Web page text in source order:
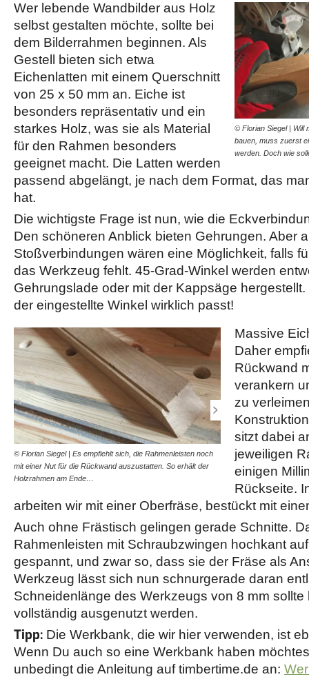
© Florian Siegel | Will
bauen, muss zuerst
werden. Doch wie
Wer lebende Wandbilder aus Holz
selbst gestalten möchte, sollte bei
dem Bilderrahmen beginnen. Als
Gestell bieten sich etwa
Eichenlatten mit einem Querschnitt
von 25 x 50 mm an. Eiche ist
besonders repräsentativ und ein
starkes Holz, was sie als Material
für den Rahmen besonders
geeignet macht. Die Latten werden
passend abgelängt, je nach dem Format, das
hat.
Die wichtigste Frage ist nun, wie die
Den schöneren Anblick bieten Gehrungen. Aber
Stoßverbindungen wären eine Möglichkeit, falls
das Werkzeug fehlt. 45-Grad-Winkel werden
Gehrungslade oder mit der Kappsäge
der eingestellte Winkel wirklich passt!
© Florian Siegel | Es empfiehlt sich, die Rahmenleisten noch
mit einer Nut für die Rückwand auszustatten. So erhält der
Holzrahmen am Ende…
© Florian Siegel | Damit
nachkommen kann,
In unserem Fall wird…
Massive
Daher
Rückwand
verankern
zu
sitzt dabei
jeweiligen
einigen
Rückseite.
arbeiten wir mit einer Oberfräse, bestückt mit
Auch ohne Frästisch gelingen gerade Schnitte.
Rahmenleisten mit Schraubzwingen hochkant
gespannt, und zwar so, dass sie der Fräse als
Werkzeug lässt sich nun schnurgerade daran
Schneidenlänge des Werkzeugs von 8 mm sollte
vollständig ausgenutzt werden.
Tipp: Die Werkbank, die wir hier verwenden, ist
Wenn Du auch so eine Werkbank haben
unbedingt die Anleitung auf timbertime.de an: